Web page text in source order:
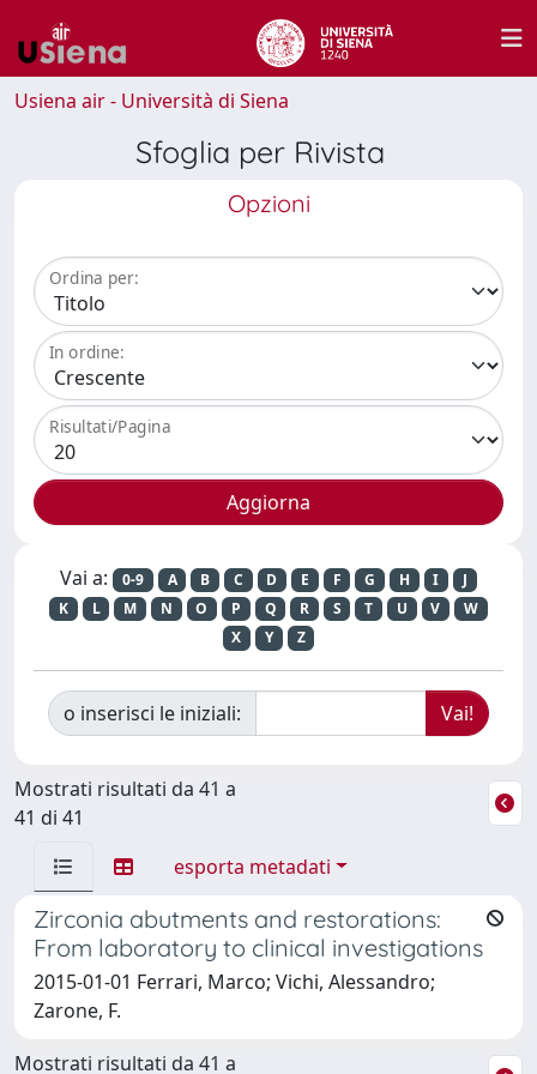
Usiena air - Università di Siena
Sfoglia per Rivista
Opzioni
Ordina per:
In ordine:
Risultati/Pagina
Vai a: 0-9 A B C D E F G H I
J
K
L M N O P Q R S T U V
W
X
Y Z
o inserisci le iniziali:
Mostrati risultati da 41 a
41 di 41
esporta metadati
Zirconia abutments and restorations:
From laboratory to clinical investigations
2015-01-01 Ferrari, Marco; Vichi, Alessandro;
Zarone, F.
Mostrati risultati da 41 a